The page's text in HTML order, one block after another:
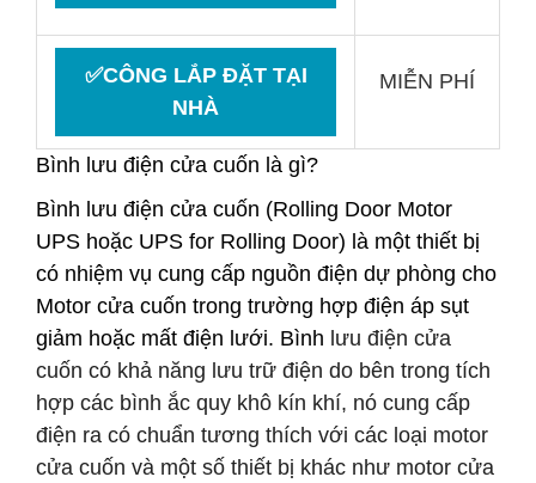
✅CÔNG LẮP ĐẶT TẠI
NHÀ
MIỄN PHÍ
Bình lưu điện cửa cuốn là gì?
Bình lưu điện cửa cuốn (Rolling Door Motor
UPS hoặc UPS for Rolling Door) là một thiết bị
có nhiệm vụ cung cấp nguồn điện dự phòng cho
Motor cửa cuốn trong trường hợp điện áp sụt
giảm hoặc mất điện lưới. Bình lưu điện cửa
cuốn có khả năng lưu trữ điện do bên trong tích
hợp các bình ắc quy khô kín khí, nó cung cấp
điện ra có chuẩn tương thích với các loại motor
cửa cuốn và một số thiết bị khác như motor cửa